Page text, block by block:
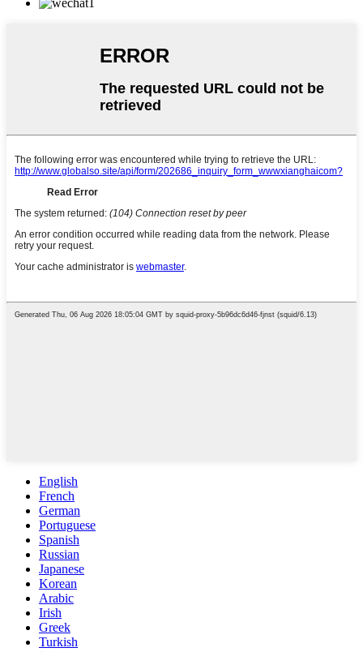
English
French
German
Portuguese
Spanish
Russian
Japanese
Korean
Arabic
Irish
Greek
Turkish